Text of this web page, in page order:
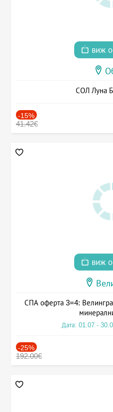
виж
СОЛ Луна
-15%
41.42€
виж
СПА оферта 3=4:
Дата: 01.07 -
-25%
192.00€